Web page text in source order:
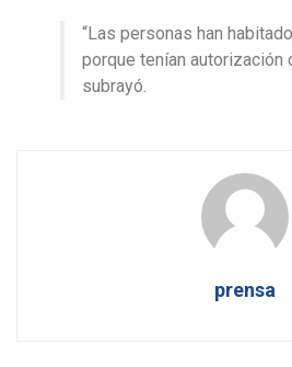
“Las personas han
porque tenían autorización
subrayó.
prensa